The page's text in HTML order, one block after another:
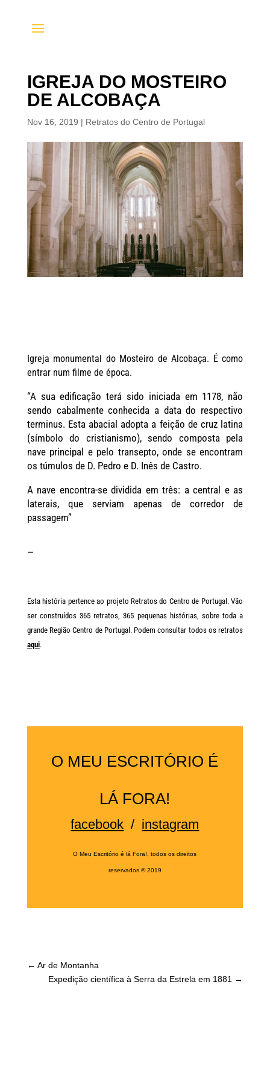
IGREJA DO MOSTEIRO
DE ALCOBAÇA
Nov 16, 2019 | Retratos do Centro de Portugal
Igreja monumental do Mosteiro de Alcobaça. É como
entrar num filme de época.
“A sua edificação terá sido iniciada em 1178, não
sendo cabalmente conhecida a data do respectivo
terminus. Esta abacial adopta a feição de cruz latina
(símbolo do cristianismo), sendo composta pela
nave principal e pelo transepto, onde se encontram
os túmulos de D. Pedro e D. Inês de Castro.
A nave encontra-se dividida em três: a central e as
laterais, que serviam apenas de corredor de
passagem”
—
Esta história pertence ao projeto Retratos do Centro de Portugal. Vão
ser construídos 365 retratos, 365 pequenas histórias, sobre toda a
grande Região Centro de Portugal. Podem consultar todos os retratos
aqui.
O MEU ESCRITÓRIO É
LÁ FORA!
facebook / instagram
O Meu Escritório é lá Fora!, todos os direitos
reservados ©2019
← Ar de Montanha
Expedição científica à Serra da Estrela em 1881 →